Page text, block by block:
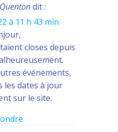
dit :
à 11 h 43 min
closes depuis
événements,
les dates à jour
sur le site.